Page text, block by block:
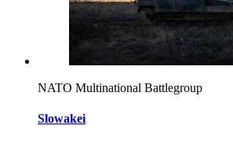
NATO Multinational Battlegroup
Slowakei